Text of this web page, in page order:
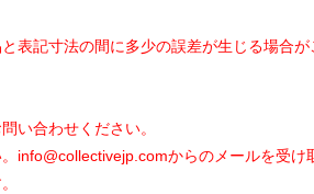
表記寸法の間に多少の誤差が生じる場合が
い合わせください。
info@collectivejp.comからのメールを受け